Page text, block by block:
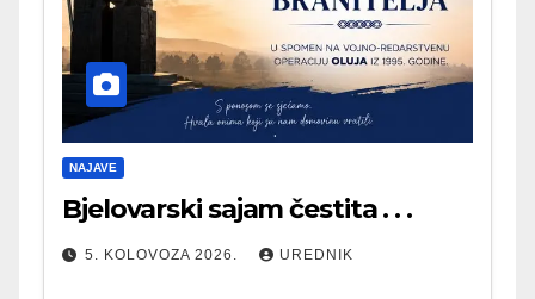
NAJAVE
Bjelovarski sajam čestita . . .
5. KOLOVOZA 2026. UREDNIK